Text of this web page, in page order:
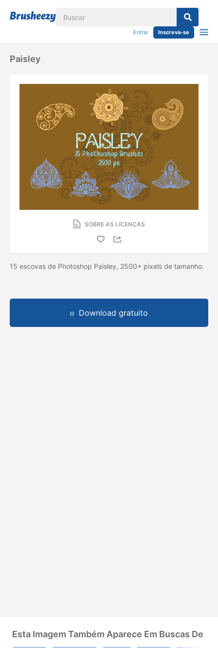
Entrar Inscreva-se
Paisley
SOBRE AS LICENÇAS
15 escovas de Photoshop Paisley, 2500+ pixels de tamanho.
Download gratuito
Esta Imagem Também Aparece Em Buscas De